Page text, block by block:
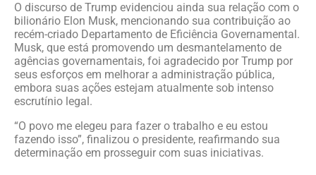
O discurso de Trump evidenciou ainda sua relação com o
bilionário Elon Musk, mencionando sua contribuição ao
recém-criado Departamento de Eficiência Governamental.
Musk, que está promovendo um desmantelamento de
agências governamentais, foi agradecido por Trump por
seus esforços em melhorar a administração pública,
embora suas ações estejam atualmente sob intenso
escrutínio legal.
“O povo me elegeu para fazer o trabalho e eu estou
fazendo isso”, finalizou o presidente, reafirmando sua
determinação em prosseguir com suas iniciativas.